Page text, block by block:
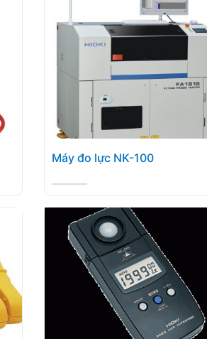
Máy đo lực NK-100